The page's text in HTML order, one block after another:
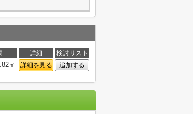
詳細
検討リスト
㎡ 詳細を見る 追加する